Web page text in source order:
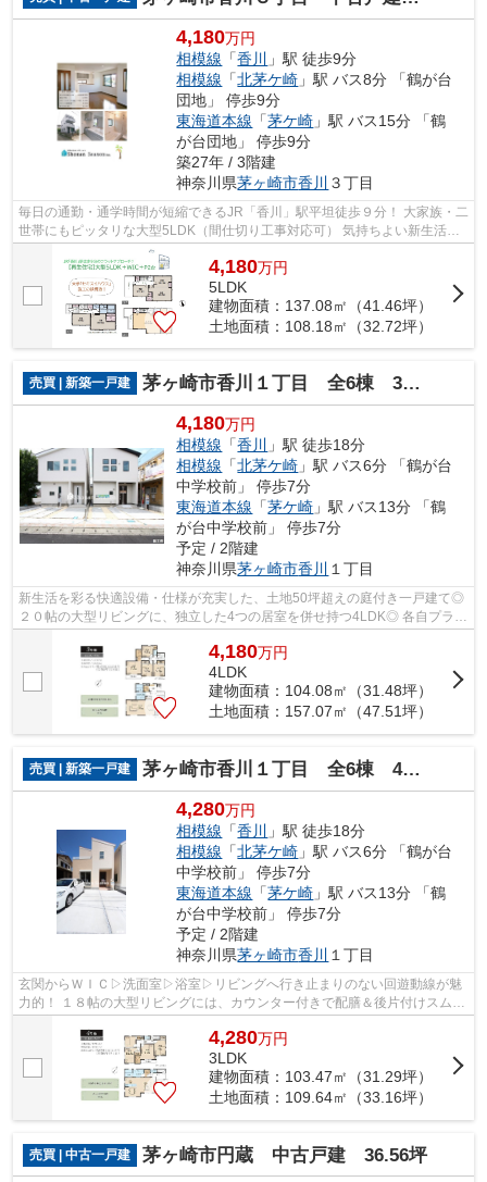
4,180万円
相模線 「香川
」駅 徒歩9分
相模線 「北茅ケ崎 」駅 バス8分 「鶴が台
団地」 停歩9分
東海道本線 「茅ケ崎 」駅 バス15分 「鶴
が台団地」 停歩9分
築27年 / 3階建
神奈川県茅ヶ崎市香川 ３丁目
毎日の通勤・通学時間が短縮できるJR「香川」駅平坦徒歩９分！ 大家族・二
世帯にもピッタリな大型5LDK（間仕切り工事対応可） 気持ちよい新生活が
お迎えできる新規リフォーム住宅（R8....
4,180万円
5LDK
建物面積：137.08㎡（41.46坪）
土地面積：108.18㎡（32.72坪）
売買 | 新築一戸建 茅ヶ崎市香川１丁目 全6棟 3号棟
4,180万円
相模線 「香川
」駅 徒歩18分
相模線 「北茅ケ崎 」駅 バス6分 「鶴が台
中学校前」 停歩7分
東海道本線 「茅ケ崎 」駅 バス13分 「鶴
が台中学校前」 停歩7分
予定 / 2階建
神奈川県茅ヶ崎市香川 １丁目
新生活を彩る快適設備・仕様が充実した、土地50坪超えの庭付き一戸建て◎
２０帖の大型リビングに、独立した4つの居室を併せ持つ4LDK◎ 各自プライ
ベート空間が持てる住み心地も快適なお...
4,180万円
4LDK
建物面積：104.08㎡（31.48坪）
土地面積：157.07㎡（47.51坪）
売買 | 新築一戸建 茅ヶ崎市香川１丁目 全6棟 4号棟
4,280万円
相模線 「香川
」駅 徒歩18分
相模線 「北茅ケ崎 」駅 バス6分 「鶴が台
中学校前」 停歩7分
東海道本線 「茅ケ崎 」駅 バス13分 「鶴
が台中学校前」 停歩7分
予定 / 2階建
神奈川県茅ヶ崎市香川 １丁目
玄関からＷＩＣ▷洗面室▷浴室▷リビングへ行き止まりのない回遊動線が魅
力的！ １８帖の大型リビングには、カウンター付きで配膳＆後片付けスムー
ズな対面キッチンをご用意しました♪ ぜ...
4,280万円
3LDK
建物面積：103.47㎡（31.29坪）
土地面積：109.64㎡（33.16坪）
売買 | 中古一戸建 茅ヶ崎市円蔵 中古戸建 36.56坪